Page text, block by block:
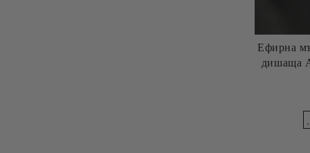
Ефирна
дишаща